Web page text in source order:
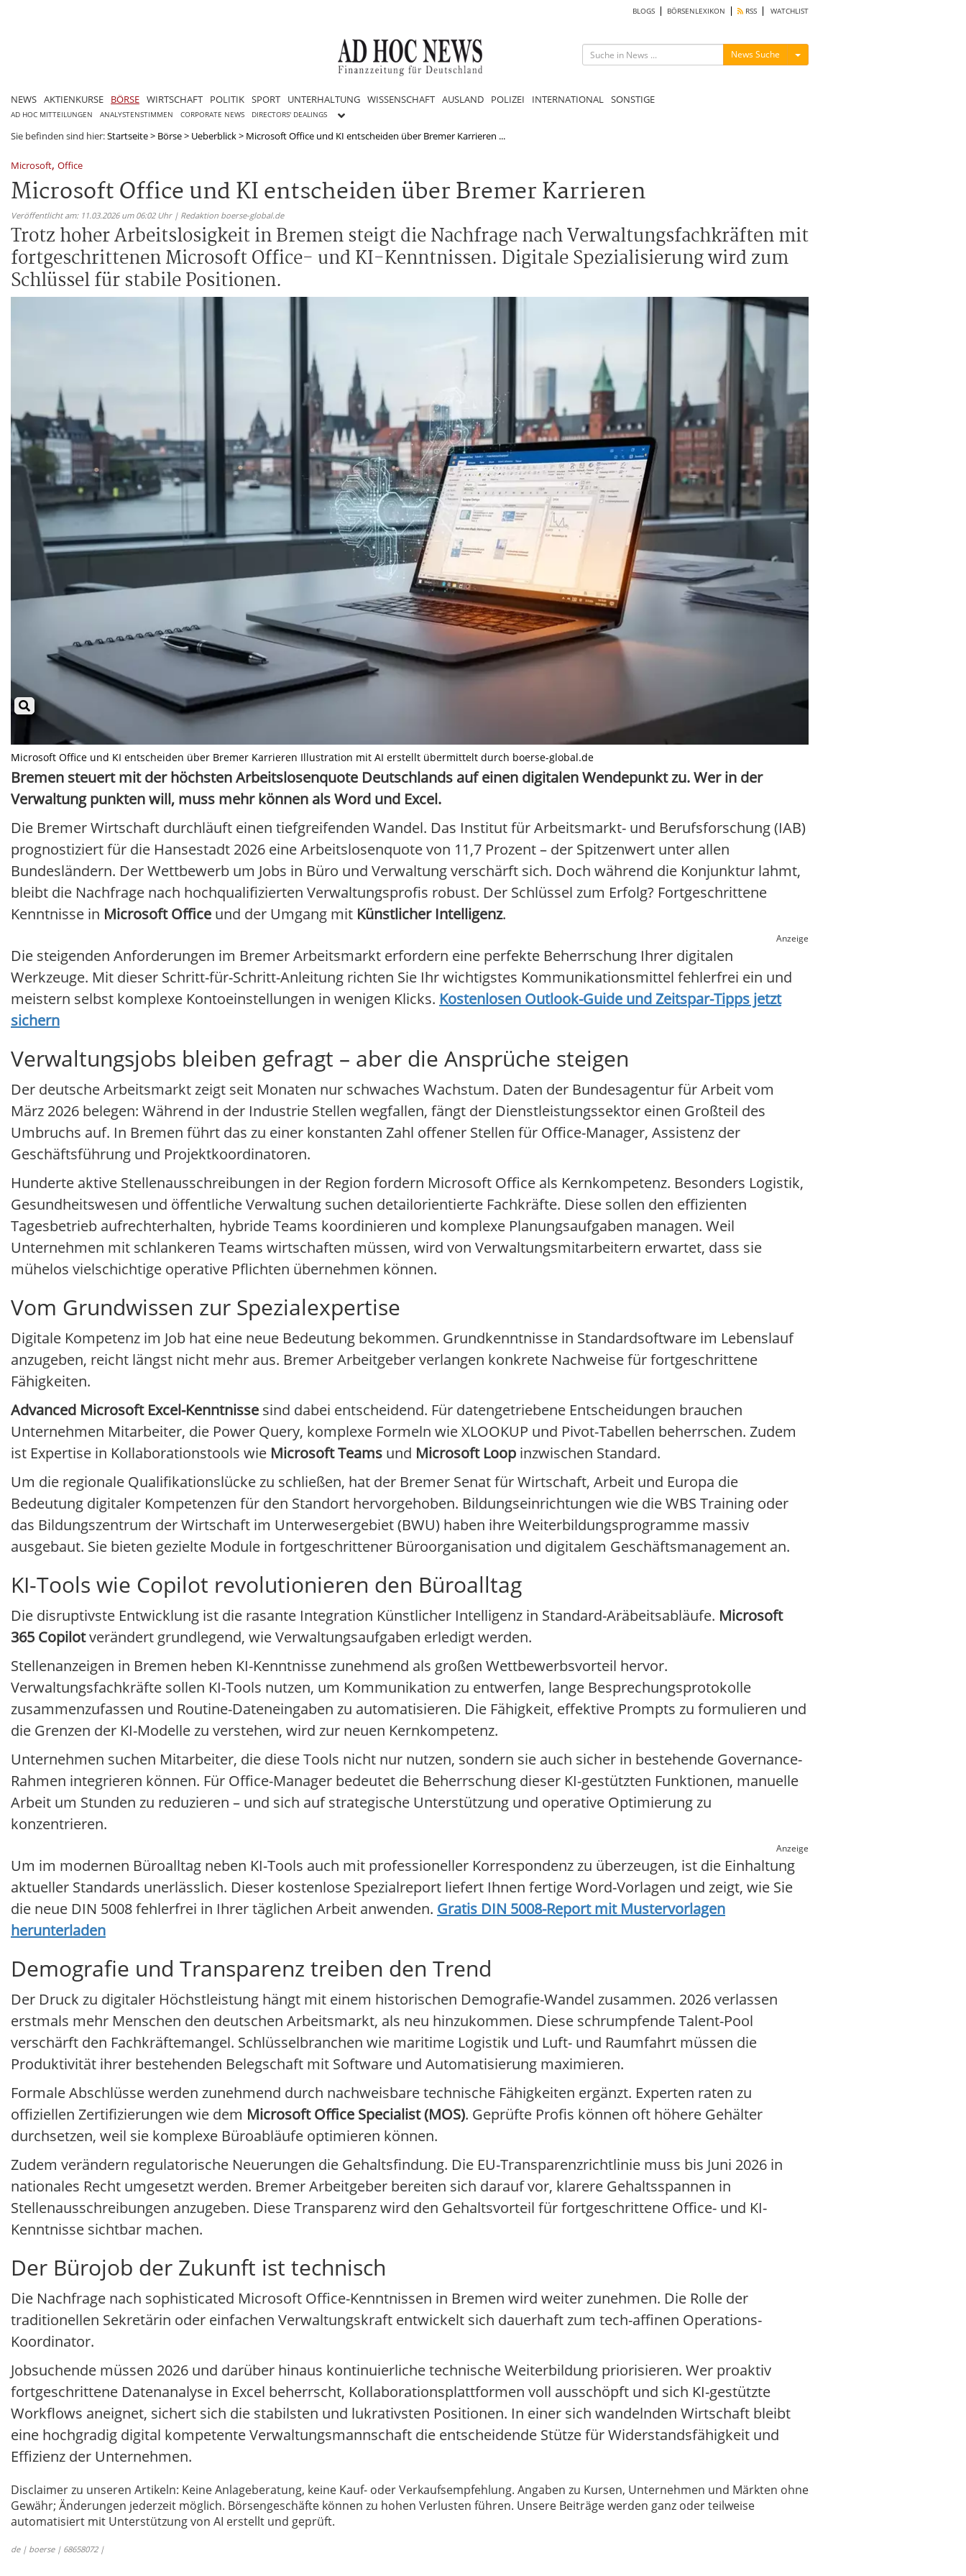
BLOGS BÖRSENLEXIKON RSS WATCHLIST
News Suche Menü ein-/ausblenden
NEWS AKTIENKURSE BÖRSE WIRTSCHAFT POLITIK SPORT UNTERHALTUNG WISSENSCHAFT AUSLAND POLIZEI INTERNATIONAL SONSTIGE
AD HOC MITTEILUNGEN ANALYSTENSTIMMEN CORPORATE NEWS DIRECTORS' DEALINGS
Sie befinden sind hier:Startseite> Börse> Ueberblick> Microsoft Office und KI entscheiden über Bremer Karrieren ...
Microsoft, Office
Microsoft Office und KI entscheiden über Bremer Karrieren
Veröffentlicht am: 11.03.2026 um 06:02 Uhr | Redaktion boerse-global.de
Trotz hoher Arbeitslosigkeit in Bremen steigt die Nachfrage nach Verwaltungsfachkräften mit
fortgeschrittenen Microsoft Office- und KI-Kenntnissen. Digitale Spezialisierung wird zum
Schlüssel für stabile Positionen.
Microsoft Office und KI entscheiden über Bremer Karrieren Illustration mit AI erstellt übermittelt durch boerse-global.de
Bremen steuert mit der höchsten Arbeitslosenquote Deutschlands auf einen digitalen Wendepunkt zu. Wer in der
Verwaltung punkten will, muss mehr können als Word und Excel.
Die Bremer Wirtschaft durchläuft einen tiefgreifenden Wandel. Das Institut für Arbeitsmarkt- und Berufsforschung (IAB)
prognostiziert für die Hansestadt 2026 eine Arbeitslosenquote von 11,7 Prozent – der Spitzenwert unter allen
Bundesländern. Der Wettbewerb um Jobs in Büro und Verwaltung verschärft sich. Doch während die Konjunktur lahmt,
bleibt die Nachfrage nach hochqualifizierten Verwaltungsprofis robust. Der Schlüssel zum Erfolg? Fortgeschrittene
Kenntnisse in Microsoft Office und der Umgang mit Künstlicher Intelligenz.
Anzeige
Die steigenden Anforderungen im Bremer Arbeitsmarkt erfordern eine perfekte Beherrschung Ihrer digitalen
Werkzeuge. Mit dieser Schritt-für-Schritt-Anleitung richten Sie Ihr wichtigstes Kommunikationsmittel fehlerfrei ein und
meistern selbst komplexe Kontoeinstellungen in wenigen Klicks. Kostenlosen Outlook-Guide und Zeitspar-Tipps jetzt
sichern
Verwaltungsjobs bleiben gefragt – aber die Ansprüche steigen
Der deutsche Arbeitsmarkt zeigt seit Monaten nur schwaches Wachstum. Daten der Bundesagentur für Arbeit vom
März 2026 belegen: Während in der Industrie Stellen wegfallen, fängt der Dienstleistungssektor einen Großteil des
Umbruchs auf. In Bremen führt das zu einer konstanten Zahl offener Stellen für Office-Manager, Assistenz der
Geschäftsführung und Projektkoordinatoren.
Hunderte aktive Stellenausschreibungen in der Region fordern Microsoft Office als Kernkompetenz. Besonders Logistik,
Gesundheitswesen und öffentliche Verwaltung suchen detailorientierte Fachkräfte. Diese sollen den effizienten
Tagesbetrieb aufrechterhalten, hybride Teams koordinieren und komplexe Planungsaufgaben managen. Weil
Unternehmen mit schlankeren Teams wirtschaften müssen, wird von Verwaltungsmitarbeitern erwartet, dass sie
mühelos vielschichtige operative Pflichten übernehmen können.
Vom Grundwissen zur Spezialexpertise
Digitale Kompetenz im Job hat eine neue Bedeutung bekommen. Grundkenntnisse in Standardsoftware im Lebenslauf
anzugeben, reicht längst nicht mehr aus. Bremer Arbeitgeber verlangen konkrete Nachweise für fortgeschrittene
Fähigkeiten.
Advanced Microsoft Excel-Kenntnisse sind dabei entscheidend. Für datengetriebene Entscheidungen brauchen
Unternehmen Mitarbeiter, die Power Query, komplexe Formeln wie XLOOKUP und Pivot-Tabellen beherrschen. Zudem
ist Expertise in Kollaborationstools wie Microsoft Teams und Microsoft Loop inzwischen Standard.
Um die regionale Qualifikationslücke zu schließen, hat der Bremer Senat für Wirtschaft, Arbeit und Europa die
Bedeutung digitaler Kompetenzen für den Standort hervorgehoben. Bildungseinrichtungen wie die WBS Training oder
das Bildungszentrum der Wirtschaft im Unterwesergebiet (BWU) haben ihre Weiterbildungsprogramme massiv
ausgebaut. Sie bieten gezielte Module in fortgeschrittener Büroorganisation und digitalem Geschäftsmanagement an.
KI-Tools wie Copilot revolutionieren den Büroalltag
Die disruptivste Entwicklung ist die rasante Integration Künstlicher Intelligenz in Standard-Aräbeitsabläufe. Microsoft
365 Copilotverändert grundlegend, wie Verwaltungsaufgaben erledigt werden.
Stellenanzeigen in Bremen heben KI-Kenntnisse zunehmend als großen Wettbewerbsvorteil hervor.
Verwaltungsfachkräfte sollen KI-Tools nutzen, um Kommunikation zu entwerfen, lange Besprechungsprotokolle
zusammenzufassen und Routine-Dateneingaben zu automatisieren. Die Fähigkeit, effektive Prompts zu formulieren und
die Grenzen der KI-Modelle zu verstehen, wird zur neuen Kernkompetenz.
Unternehmen suchen Mitarbeiter, die diese Tools nicht nur nutzen, sondern sie auch sicher in bestehende Governance-
Rahmen integrieren können. Für Office-Manager bedeutet die Beherrschung dieser KI-gestützten Funktionen, manuelle
Arbeit um Stunden zu reduzieren – und sich auf strategische Unterstützung und operative Optimierung zu
konzentrieren.
Anzeige
Um im modernen Büroalltag neben KI-Tools auch mit professioneller Korrespondenz zu überzeugen, ist die Einhaltung
aktueller Standards unerlässlich. Dieser kostenlose Spezialreport liefert Ihnen fertige Word-Vorlagen und zeigt, wie Sie
die neue DIN 5008 fehlerfrei in Ihrer täglichen Arbeit anwenden. Gratis DIN 5008-Report mit Mustervorlagen
herunterladen
Demografie und Transparenz treiben den Trend
Der Druck zu digitaler Höchstleistung hängt mit einem historischen Demografie-Wandel zusammen. 2026 verlassen
erstmals mehr Menschen den deutschen Arbeitsmarkt, als neu hinzukommen. Diese schrumpfende Talent-Pool
verschärft den Fachkräftemangel. Schlüsselbranchen wie maritime Logistik und Luft- und Raumfahrt müssen die
Produktivität ihrer bestehenden Belegschaft mit Software und Automatisierung maximieren.
Formale Abschlüsse werden zunehmend durch nachweisbare technische Fähigkeiten ergänzt. Experten raten zu
offiziellen Zertifizierungen wie dem Microsoft Office Specialist (MOS). Geprüfte Profis können oft höhere Gehälter
durchsetzen, weil sie komplexe Büroabläufe optimieren können.
Zudem verändern regulatorische Neuerungen die Gehaltsfindung. Die EU-Transparenzrichtlinie muss bis Juni 2026 in
nationales Recht umgesetzt werden. Bremer Arbeitgeber bereiten sich darauf vor, klarere Gehaltsspannen in
Stellenausschreibungen anzugeben. Diese Transparenz wird den Gehaltsvorteil für fortgeschrittene Office- und KI-
Kenntnisse sichtbar machen.
Der Bürojob der Zukunft ist technisch
Die Nachfrage nach sophisticated Microsoft Office-Kenntnissen in Bremen wird weiter zunehmen. Die Rolle der
traditionellen Sekretärin oder einfachen Verwaltungskraft entwickelt sich dauerhaft zum tech-affinen Operations-
Koordinator.
Jobsuchende müssen 2026 und darüber hinaus kontinuierliche technische Weiterbildung priorisieren. Wer proaktiv
fortgeschrittene Datenanalyse in Excel beherrscht, Kollaborationsplattformen voll ausschöpft und sich KI-gestützte
Workflows aneignet, sichert sich die stabilsten und lukrativsten Positionen. In einer sich wandelnden Wirtschaft bleibt
eine hochgradig digital kompetente Verwaltungsmannschaft die entscheidende Stütze für Widerstandsfähigkeit und
Effizienz der Unternehmen.
Disclaimer zu unseren Artikeln: Keine Anlageberatung, keine Kauf- oder Verkaufsempfehlung. Angaben zu Kursen, Unternehmen und Märkten ohne
Gewähr; Änderungen jederzeit möglich. Börsengeschäfte können zu hohen Verlusten führen. Unsere Beiträge werden ganz oder teilweise
automatisiert mit Unterstützung von AI erstellt und geprüft.
de | boerse | 68658072 |